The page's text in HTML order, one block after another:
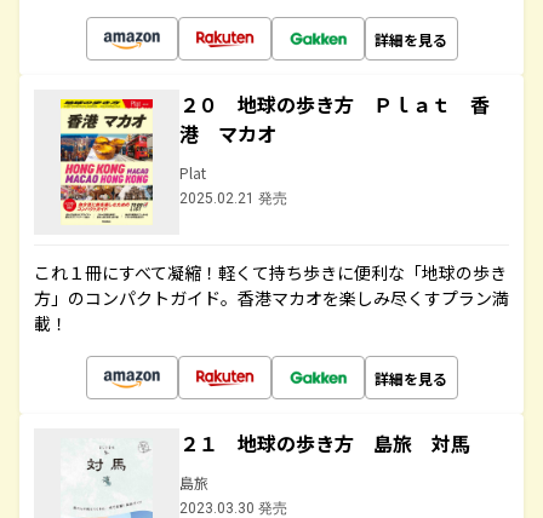
詳細を見る
２０ 地球の歩き方 Ｐｌａｔ 香
港 マカオ
Plat
2025.02.21 発売
これ１冊にすべて凝縮！軽くて持ち歩きに便利な「地球の歩き
方」のコンパクトガイド。香港マカオを楽しみ尽くすプラン満
載！
詳細を見る
２１ 地球の歩き方 島旅 対馬
島旅
2023.03.30 発売